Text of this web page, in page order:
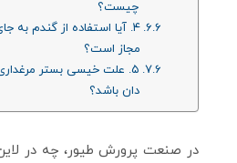
چیست؟
۴. آیا استفاده از گندم به
مجاز است؟
۵. علت خیسی بستر
دان باشد؟